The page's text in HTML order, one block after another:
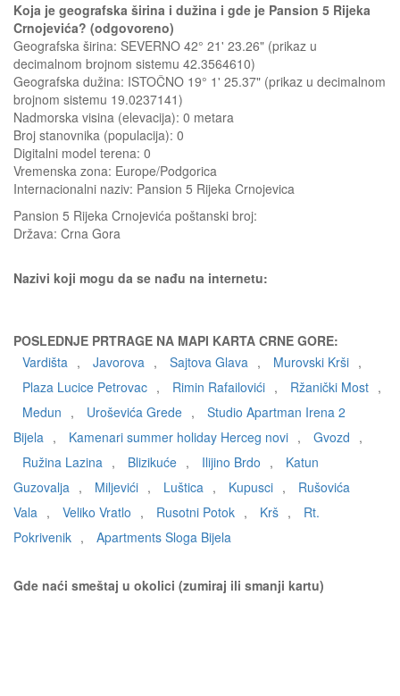
Koja je geografska širina i dužina i gde je Pansion 5 Rijeka
Crnojevića? (odgovoreno)
Geografska širina: SEVERNO 42° 21' 23.26" (prikaz u
decimalnom brojnom sistemu 42.3564610)
Geografska dužina: ISTOČNO 19° 1' 25.37" (prikaz u decimalnom
brojnom sistemu 19.0237141)
Nadmorska visina (elevacija): 0 metara
Broj stanovnika (populacija): 0
Digitalni model terena: 0
Vremenska zona: Europe/Podgorica
Internacionalni naziv: Pansion 5 Rijeka Crnojevica
Pansion 5 Rijeka Crnojevića poštanski broj:
Država: Crna Gora
Nazivi koji mogu da se nađu na internetu:
POSLEDNJE PRTRAGE NA MAPI KARTA CRNE GORE:
Vardišta , Javorova , Sajtova Glava , Murovski Krši ,
Plaza Lucice Petrovac , Rimin Rafailovići , Ržanički Most ,
Medun , Uroševića Grede ,
Studio Apartman Irena 2
Bijela , Kamenari summer holiday Herceg novi , Gvozd ,
Ružina Lazina , Blizikuće , Ilijino Brdo ,
Katun
Guzovalja , Miljevići , Luštica , Kupusci ,
Rušovića
Vala , Veliko Vratlo , Rusotni Potok , Krš ,
Rt.
Pokrivenik , Apartments Sloga Bijela
Gde naći smeštaj u okolici (zumiraj ili smanji kartu)